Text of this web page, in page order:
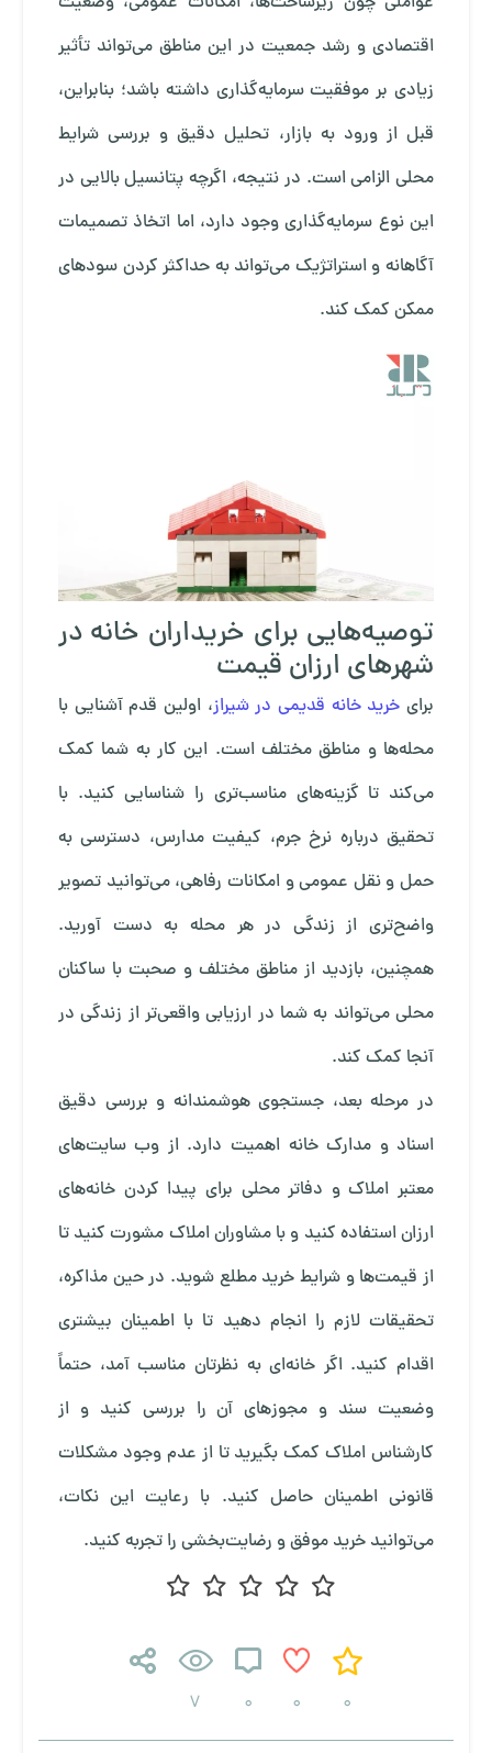
اقتصادی و رشد جمعیت در این مناطق می‌تواند تأثیر
زیادی بر موفقیت سرمایه‌گذاری داشته باشد؛ بنابراین،
قبل از ورود به بازار، تحلیل دقیق و بررسی شرایط
محلی الزامی است. در نتیجه، اگرچه پتانسیل بالایی در
این نوع سرمایه‌گذاری وجود دارد، اما اتخاذ تصمیمات
آگاهانه و استراتژیک می‌تواند به حداکثر کردن سودهای
ممکن کمک کند.
توصیه‌هایی برای خریداران خانه در
شهرهای ارزان قیمت
برای خرید خانه قدیمی در شیراز، اولین قدم آشنایی با
محله‌ها و مناطق مختلف است. این کار به شما کمک
می‌کند تا گزینه‌های مناسب‌تری را شناسایی کنید. با
تحقیق درباره نرخ جرم، کیفیت مدارس، دسترسی به
حمل و نقل عمومی و امکانات رفاهی، می‌توانید تصویر
واضح‌تری از زندگی در هر محله به دست آورید.
همچنین، بازدید از مناطق مختلف و صحبت با ساکنان
محلی می‌تواند به شما در ارزیابی واقعی‌تر از زندگی در
آنجا کمک کند.
در مرحله بعد، جستجوی هوشمندانه و بررسی دقیق
اسناد و مدارک خانه اهمیت دارد. از وب سایت‌های
معتبر املاک و دفاتر محلی برای پیدا کردن خانه‌های
ارزان استفاده کنید و با مشاوران املاک مشورت کنید تا
از قیمت‌ها و شرایط خرید مطلع شوید. در حین مذاکره،
تحقیقات لازم را انجام دهید تا با اطمینان بیشتری
اقدام کنید. اگر خانه‌ای به نظرتان مناسب آمد، حتماً
وضعیت سند و مجوزهای آن را بررسی کنید و از
کارشناس املاک کمک بگیرید تا از عدم وجود مشکلات
قانونی اطمینان حاصل کنید. با رعایت این نکات،
می‌توانید خرید موفق و رضایت‌بخشی را تجربه کنید.
0
0
0
7